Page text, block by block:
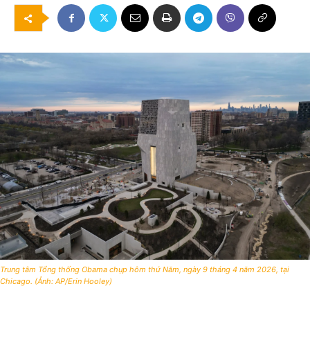
Trung tâm Tổng thống Obama chụp hôm thứ Năm, ngày 9 tháng 4 năm 2026, tại
Chicago. (Ảnh: AP/Erin Hooley)